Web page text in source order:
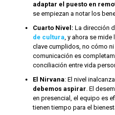
adaptar el puesto en
se empiezan a notar los
Cuarto Nivel: La dirección
de cultura, y ahora se
clave cumplidos, no cómo
comunicación es
conciliación entre vida
El Nirvana: El nivel
debemos aspirar. El
en presencial, el equipo es
tienen tiempo para el